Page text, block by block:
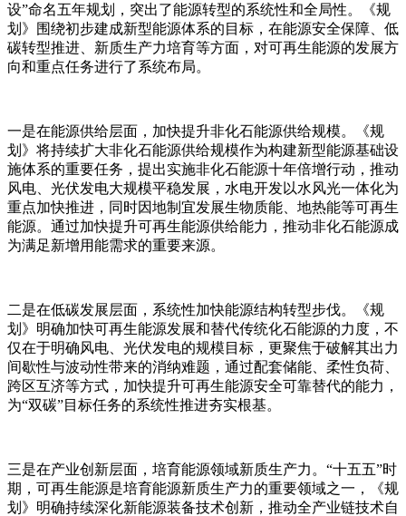
设”命名五年规划，突出了能源转型的系统性和全局性。《规
划》围绕初步建成新型能源体系的目标，在能源安全保障、低
碳转型推进、新质生产力培育等方面，对可再生能源的发展方
向和重点任务进行了系统布局。
一是在能源供给层面，加快提升非化石能源供给规模。《规
划》将持续扩大非化石能源供给规模作为构建新型能源基础设
施体系的重要任务，提出实施非化石能源十年倍增行动，推动
风电、光伏发电大规模平稳发展，水电开发以水风光一体化为
重点加快推进，同时因地制宜发展生物质能、地热能等可再生
能源。通过加快提升可再生能源供给能力，推动非化石能源成
为满足新增用能需求的重要来源。
二是在低碳发展层面，系统性加快能源结构转型步伐。《规
划》明确加快可再生能源发展和替代传统化石能源的力度，不
仅在于明确风电、光伏发电的规模目标，更聚焦于破解其出力
间歇性与波动性带来的消纳难题，通过配套储能、柔性负荷、
跨区互济等方式，加快提升可再生能源安全可靠替代的能力，
为“双碳”目标任务的系统性推进夯实根基。
三是在产业创新层面，培育能源领域新质生产力。“十五五”时
期，可再生能源是培育能源新质生产力的重要领域之一，《规
划》明确持续深化新能源装备技术创新，推动全产业链技术自